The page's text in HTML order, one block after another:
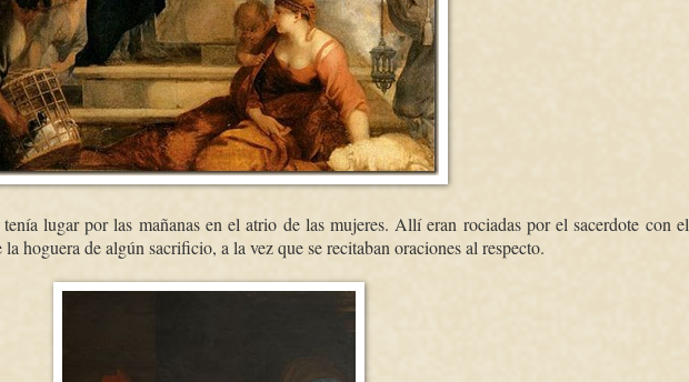
lugar por las mañanas en el atrio de las mujeres. Allí eran rociadas por el sacerdote con el
hoguera de algún sacrificio, a la vez que se recitaban oraciones al respecto.